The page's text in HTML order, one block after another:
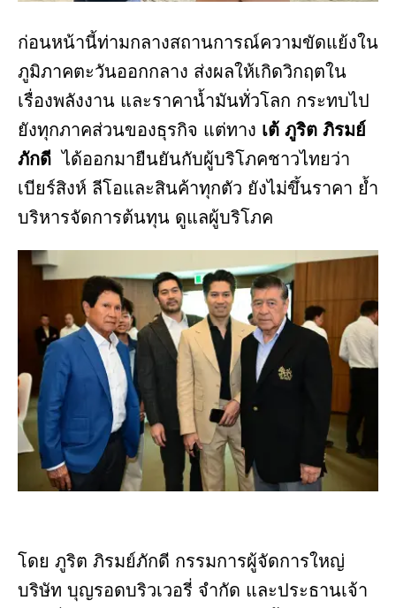
ก่อนหน้านี้ท่ามกลางสถานการณ์ความขัดแย้งใน
ภูมิภาคตะวันออกกลาง ส่งผลให้เกิดวิกฤตใน
เรื่องพลังงาน และราคาน้ำมันทั่วโลก กระทบไป
ยังทุกภาคส่วนของธุรกิจ แต่ทาง เต้ ภูริต ภิรมย์
ภักดี ได้ออกมายืนยันกับผู้บริโภคชาวไทยว่า
เบียร์สิงห์ ลีโอและสินค้าทุกตัว ยังไม่ขึ้นราคา ย้ำ
บริหารจัดการต้นทุน ดูแลผู้บริโภค
โดย ภูริต ภิรมย์ภักดี กรรมการผู้จัดการใหญ่
บริษัท บุญรอดบริวเวอรี่ จำกัด และประธานเจ้า